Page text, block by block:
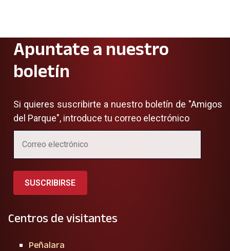
Apuntate a nuestro
boletín
Si quieres suscribirte a nuestro boletín de "Amigos
del Parque", introduce tu correo electrónico
SUSCRIBIRSE
Centros de visitantes
Peñalara